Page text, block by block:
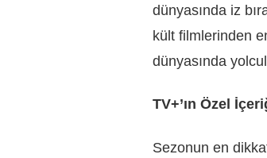
dünyasında iz
kült filmlerinden
dünyasında
TV+’ın Özel
Sezonun en